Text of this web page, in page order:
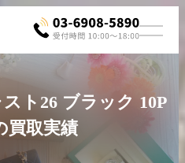
ト26 ブラック 10P
買取実績